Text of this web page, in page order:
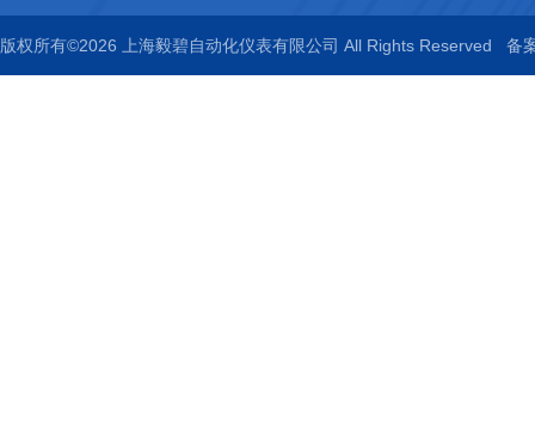
版权所有©2026 上海毅碧自动化仪表有限公司 All Rights Reserved 备